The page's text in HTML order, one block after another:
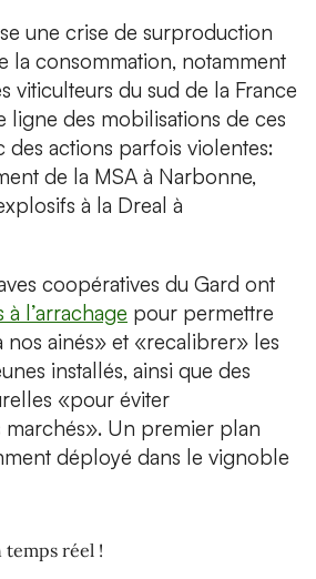
une crise de surproduction
la consommation, notamment
viticulteurs du sud de la France
ligne des mobilisations de ces
des actions parfois violentes:
de la MSA à Narbonne,
à la Dreal à
coopératives du Gard ont
l’arrachage pour permettre
nos ainés» et «recalibrer» les
installés, ainsi que des
«pour éviter
marchés». Un premier plan
déployé dans le vignoble
temps réel !